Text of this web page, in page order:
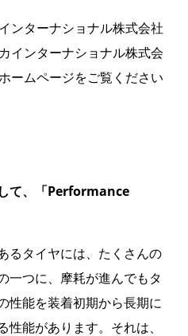
ンターナショナル株式会社
インターナショナル株式会
ームページをご覧ください
て、「Performance
るタイヤには、たくさんの
一つに、摩耗が進んでもタ
性能を装着初期から長期に
能があります。それは、